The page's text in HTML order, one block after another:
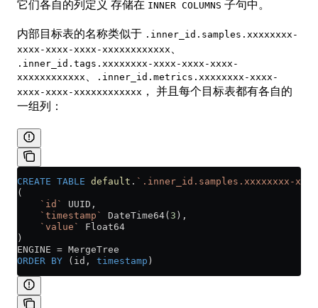
它们各自的列定义 存储在 INNER COLUMNS 子句中。
内部目标表的名称类似于 .inner_id.samples.xxxxxxxx-
xxxx-xxxx-xxxx-xxxxxxxxxxxx
.inner_id.tags.xxxxxxxx-xxxx-xxxx-xxxx-
xxxxxxxxxxxx
.inner_id.metrics.xxxxxxxx-xxxx-
xxxx-xxxx-xxxxxxxxxxxx ， 并且每个目标表都有各自的
一组列：
CREATE TABLE default . `.inner_id.samples.xxxxxxxx-
(
    `id`
UUID,
    `timestamp`
DateTime64( 3 ),
    `value`
Float64
)
ENGINE = MergeTree
ORDER BY (id, timestamp )